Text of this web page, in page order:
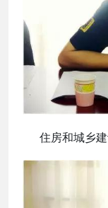
住房和城乡